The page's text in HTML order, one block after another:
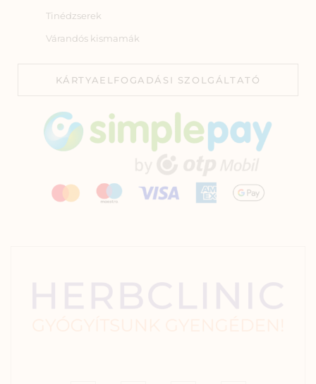
Tinédzserek
Várandós kismamák
KÁRTYAELFOGADÁSI SZOLGÁLTATÓ